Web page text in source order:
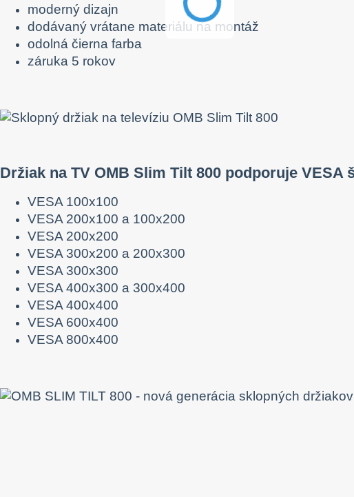
moderný dizajn
dodávaný vrátane materiálu na montáž
odolná čierna farba
záruka 5 rokov
Držiak na TV OMB Slim Tilt 800 podporuje VESA
VESA 100x100
VESA 200x100 a 100x200
VESA 200x200
VESA 300x200 a 200x300
VESA 300x300
VESA 400x300 a 300x400
VESA 400x400
VESA 600x400
VESA 800x400